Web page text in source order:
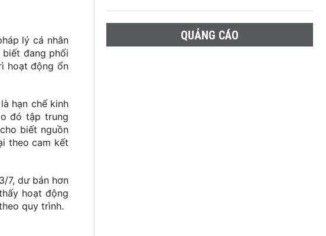
lý cá nhân
đang phối
hoạt động ổn
hạn chế kinh
đó tập trung
biết nguồn
theo cam kết
7, dư bán hơn
hoạt động
quy trình.
QUẢNG CÁO